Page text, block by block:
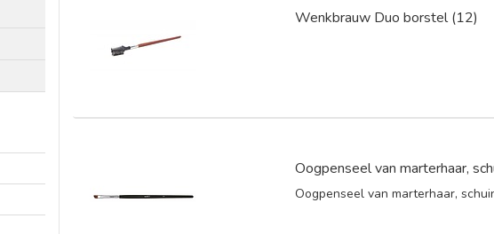
Wenkbrauw Duo borstel (12)
Oogpenseel van marterhaar,
Oogpenseel van marterhaar,